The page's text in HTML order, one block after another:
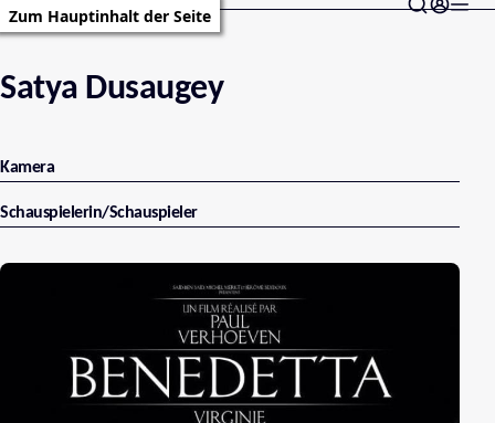
Zum Hauptinhalt der Seite
Satya Dusaugey
Kamera
Schauspielerin/Schauspieler